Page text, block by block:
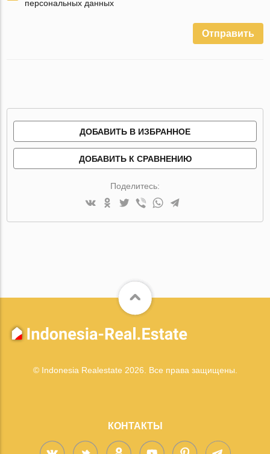
персональных данных
Отправить
ДОБАВИТЬ В ИЗБРАННОЕ
ДОБАВИТЬ К СРАВНЕНИЮ
Поделитесь:
© Indonesia Realestate 2026. Все права защищены.
КОНТАКТЫ